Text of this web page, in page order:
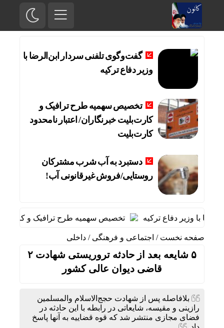
گفت‌وگوی تلفنی سردار ابن‌الرضا با
وزیر دفاع ترکیه
تخصیص سهمیه طرح ترافیک و
کارت‌بلیت خبرنگاران/ اعتبار نامحدود
کارت‌بلیت
دستبرد به آب شرب مشترکان
روستایی/فروش غیرقانونی آب!
با وزیر دفاع ترکیه تخصیص سهمیه طرح ترافیک و کارت‌بلیت
صفحه نخست / اجتماعی و فرهنگی / داخلی
۵ شایعه بعد از حادثه تروریستی شهادت ۲
قاضی دیوان عالی کشور
بلافاصله پس از شهادت حجج‌الاسلام والمسلمین
رازینی و مقیسه، شایعاتی در رابطه با این حادثه در
فضای مجازی منتشر شد که قوه قضاییه به آنها پاسخ